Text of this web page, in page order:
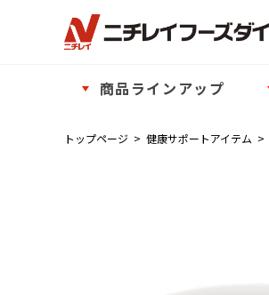
商品ラインアップ
トップページ > 健康サポートアイテム >